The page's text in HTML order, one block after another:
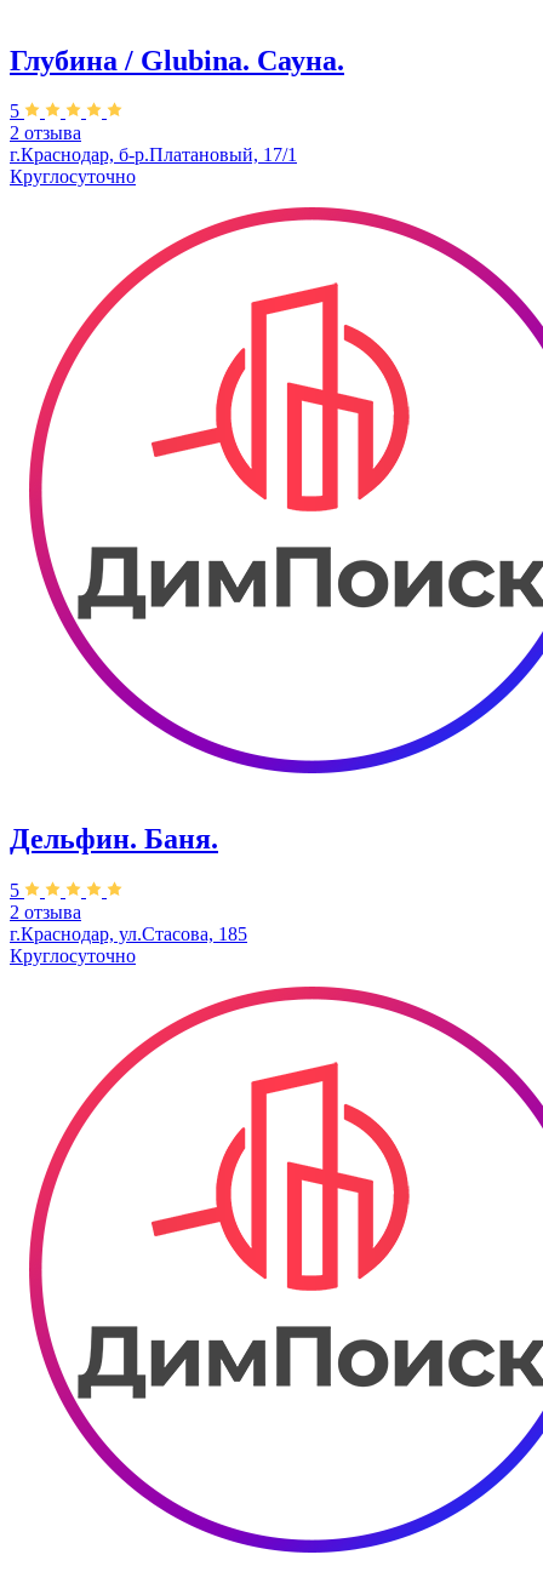
Глубина / Glubina. Сауна.
5
2 отзыва
г.Краснодар, б-р.​Платановый, 17/1
Круглосуточно
Дельфин. Баня.
5
2 отзыва
г.Краснодар, ул.Стасова, 185
Круглосуточно